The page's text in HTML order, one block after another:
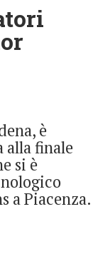
è
alla finale
si è
a Piacenza.